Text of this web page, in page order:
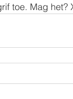
toe. Mag het?